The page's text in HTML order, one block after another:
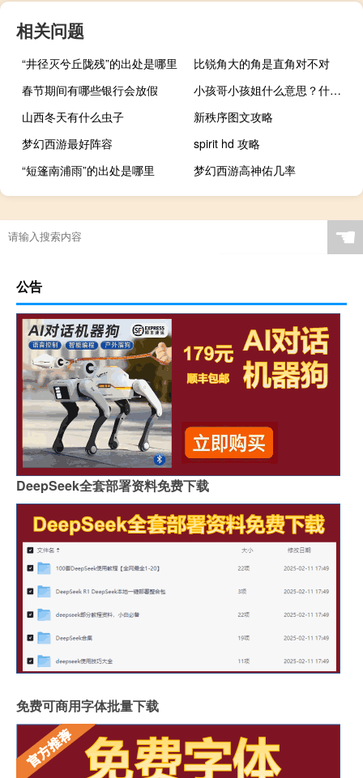
相关问题
“井径灭兮丘陇残”的出处是哪里
比锐角大的角是直角对不对
春节期间有哪些银行会放假
小孩哥小孩姐什么意思？什么梗
山西冬天有什么虫子
新秩序图文攻略
梦幻西游最好阵容
spirit hd 攻略
“短篷南浦雨”的出处是哪里
梦幻西游高神佑几率
☚
公告
DeepSeek全套部署资料免费下载
免费可商用字体批量下载